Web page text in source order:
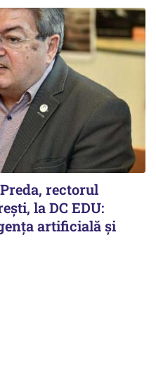
rectorul
la DC EDU:
artificială și